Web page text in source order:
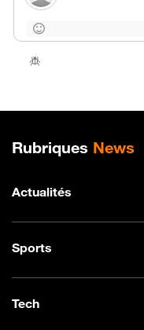
Plan de site
Rubriques News
Actualités
Sports
Tech